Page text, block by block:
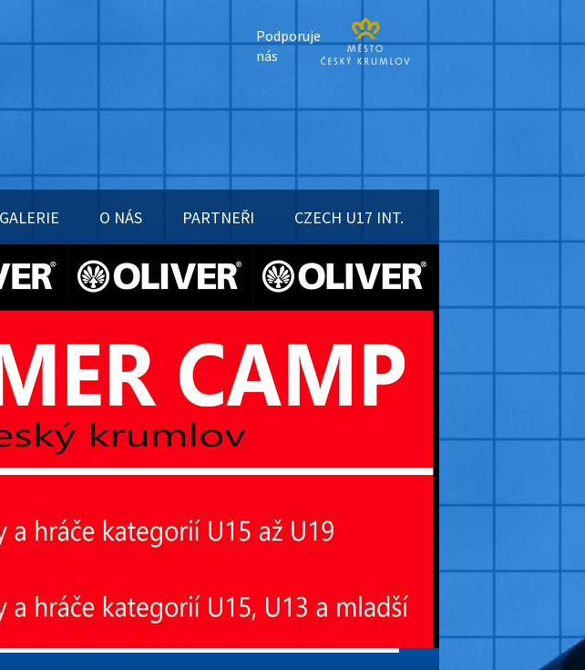
Podporuje
nás
GALERIE O NÁS PARTNEŘI CZECH U17 INT.